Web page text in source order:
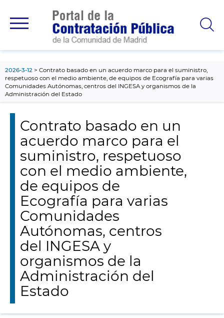
principal
2026-3-12
Contrato basado en un acuerdo marco para el suministro,
respetuoso con el medio ambiente, de equipos de Ecografía para varias
Comunidades Autónomas, centros del INGESA y organismos de la
Administración del Estado
Contrato basado en un
acuerdo marco para el
suministro, respetuoso
con el medio ambiente,
de equipos de
Ecografía para varias
Comunidades
Autónomas, centros
del INGESA y
organismos de la
Administración del
Estado